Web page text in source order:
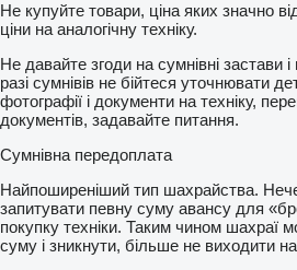
Не купуйте товари, ціна яких значно
ціни на аналогічну техніку.
Не давайте згоди на сумнівні застави
разі сумнівів не бійтеся уточнювати
фотографії і документи на техніку,
документів, задавайте питання.
Сумнівна передоплата
Найпоширеніший тип шахрайства.
запитувати певну суму авансу для
покупку техніки. Таким чином шахраї
суму і зникнути, більше не виходити